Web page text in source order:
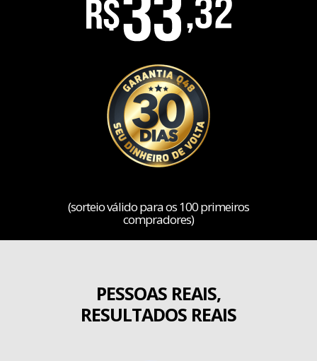
(sorteio válido para os 100 primeiros
compradores)
PESSOAS REAIS,
RESULTADOS REAIS